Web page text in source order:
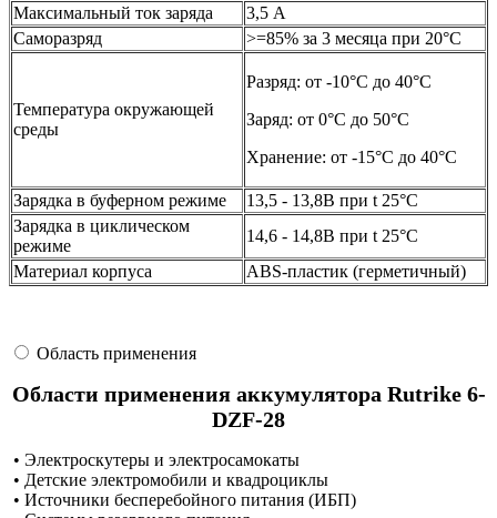
Максимальный ток заряда
3,5 А
Саморазряд
>=85% за 3 месяца при 20°C
Температура окружающей
среды
Разряд: от -10°С до 40°С
Заряд: от 0°С до 50°С
Хранение: от -15°С до 40°С
Зарядка в буферном режиме
13,5 - 13,8В при t 25°C
Зарядка в циклическом
режиме
14,6 - 14,8В при t 25°C
Материал корпуса
ABS-пластик (герметичный)
Область применения
Области применения аккумулятора Rutrike 6-
DZF-28
• Электроскутеры и электросамокаты
• Детские электромобили и квадроциклы
• Источники бесперебойного питания (ИБП)